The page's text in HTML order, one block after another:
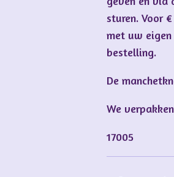
sturen. Voor
met uw
bestelling.
De
We
17005